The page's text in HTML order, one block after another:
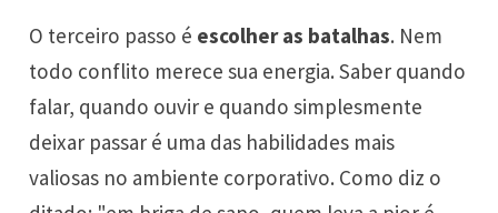
O terceiro passo é escolher as batalhas. Nem
todo conflito merece sua energia. Saber quando
falar, quando ouvir e quando simplesmente
deixar passar é uma das habilidades mais
valiosas no ambiente corporativo. Como diz o